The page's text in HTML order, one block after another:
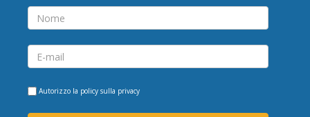
Autorizzo la policy sulla privacy